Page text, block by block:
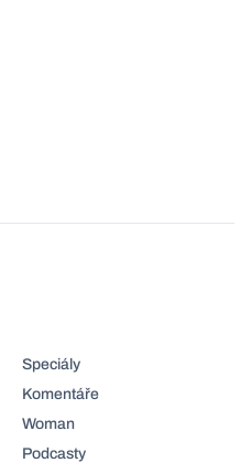
Speciály
Komentáře
Woman
Podcasty